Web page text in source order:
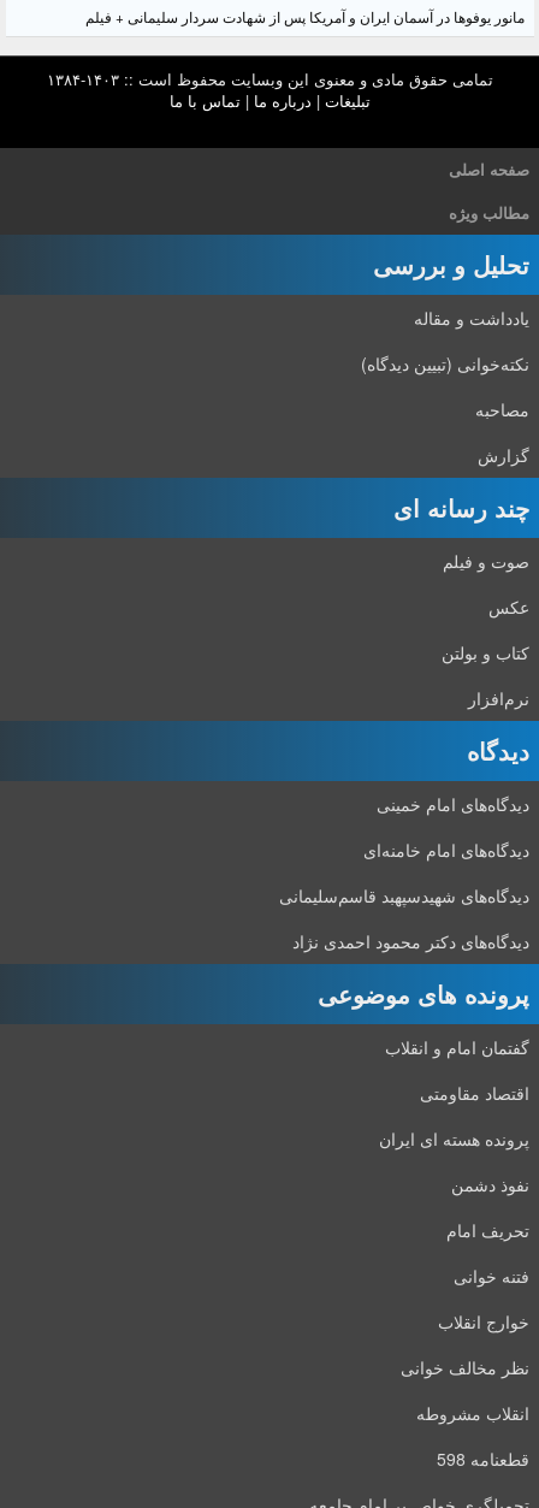
مانور یوفوها در آسمان ایران و آمریکا پس از شهادت سردار سلیمانی + فیلم
تمامی حقوق مادی و معنوی این وبسایت محفوظ است :: ۱۴۰۳-۱۳۸۴
تبلیغات | درباره ما |تماس با ما
صفحه اصلی
مطالب ویژه
تحلیل و بررسی
یادداشت و مقاله
نکته‌خوانی (تبیین دیدگاه)
مصاحبه
گزارش
چند رسانه ای
صوت و فیلم
عکس
کتاب و بولتن
نرم‌افزار
دیدگاه‌
دیدگاه‌های امام خمینی
دیدگاه‌های امام خامنه‌ای
دیدگاه‌های شهید‌سپهبد قاسم‌سلیمانی
دیدگاه‌های دکتر محمود احمدی نژاد
پرونده های موضوعی
گفتمان امام و انقلاب
اقتصاد مقاومتی
پرونده هسته ای ایران
نفوذ دشمن
تحریف امام
فتنه خوانی
خوارج انقلاب
نظر مخالف خوانی
انقلاب مشروطه
قطعنامه 598